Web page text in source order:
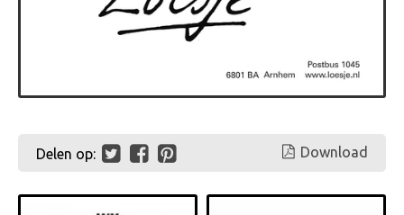
Delen op: Download